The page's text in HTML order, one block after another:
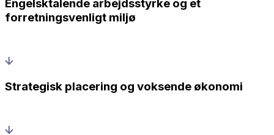
Engelsktalende arbejdsstyrke og et
forretningsvenligt miljø
Strategisk placering og voksende økonomi